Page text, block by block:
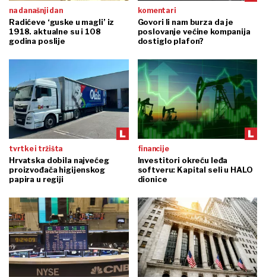
na današnji dan
Radićeve ‘guske u magli’ iz
1918. aktualne su i 108
godina poslije
komentari
Govori li nam burza da je
poslovanje većine kompanija
dostiglo plafon?
tvrtke i tržišta
Hrvatska dobila najvećeg
proizvođača higijenskog
papira u regiji
financije
Investitori okreću leđa
softveru: Kapital seli u HALO
dionice